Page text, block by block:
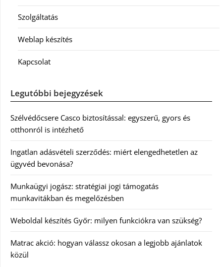
Szolgáltatás
Weblap készítés
Kapcsolat
Legutóbbi bejegyzések
Szélvédőcsere Casco biztosítással: egyszerű, gyors és
otthonról is intézhető
Ingatlan adásvételi szerződés: miért elengedhetetlen az
ügyvéd bevonása?
Munkaügyi jogász: stratégiai jogi támogatás
munkavitákban és megelőzésben
Weboldal készítés Győr: milyen funkciókra van szükség?
Matrac akció: hogyan válassz okosan a legjobb ajánlatok
közül